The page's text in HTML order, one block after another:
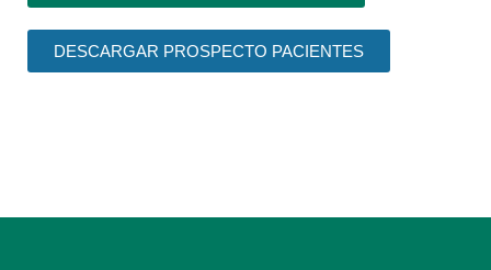
DESCARGAR PROSPECTO PACIENTES